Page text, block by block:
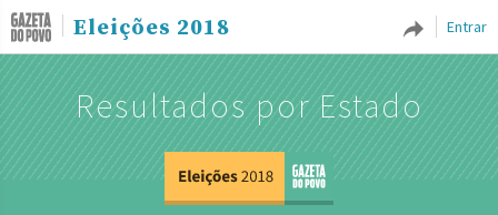
Entrar
Eleições 2018
Resultados por Estado